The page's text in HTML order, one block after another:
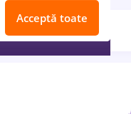
Acceptă toate